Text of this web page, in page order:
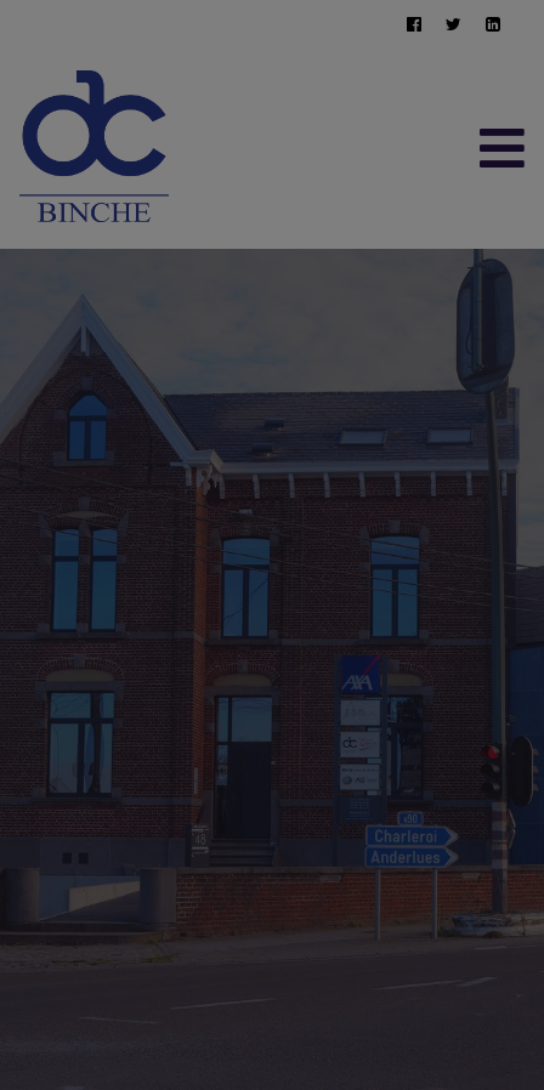
À VENDRE
ESTIMATION GRATUITE
064/22.95.10
immo@afimma.be